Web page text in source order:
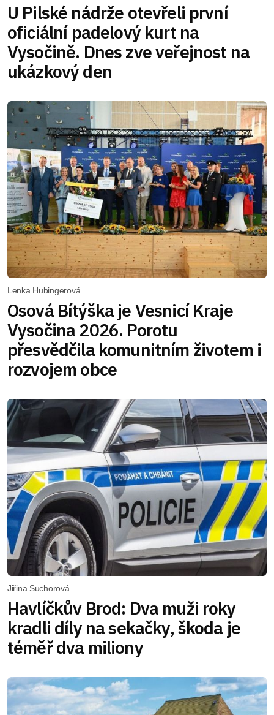
U Pilské nádrže otevřeli první
oficiální padelový kurt na
Vysočině. Dnes zve veřejnost na
ukázkový den
Lenka Hubingerová
Osová Bítýška je Vesnicí Kraje
Vysočina 2026. Porotu
přesvědčila komunitním životem i
rozvojem obce
Jiřina Suchorová
Havlíčkův Brod: Dva muži roky
kradli díly na sekačky, škoda je
téměř dva miliony